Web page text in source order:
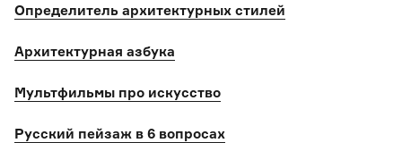
Определитель архитектурных стилей
Архитектурная азбука
Мультфильмы про искусство
Русский пейзаж в 6 вопросах